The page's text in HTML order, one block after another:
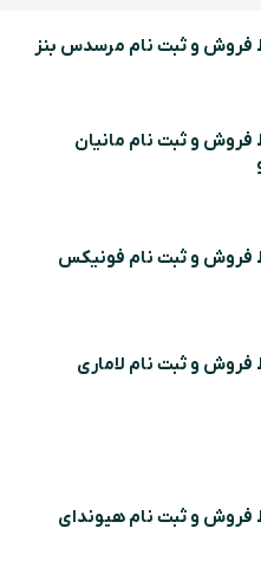
فروش و ثبت نام مرسدس بنز
فروش و ثبت نام مانیان
فروش و ثبت نام فونیکس
فروش و ثبت نام لاماری
فروش و ثبت نام هیوندای